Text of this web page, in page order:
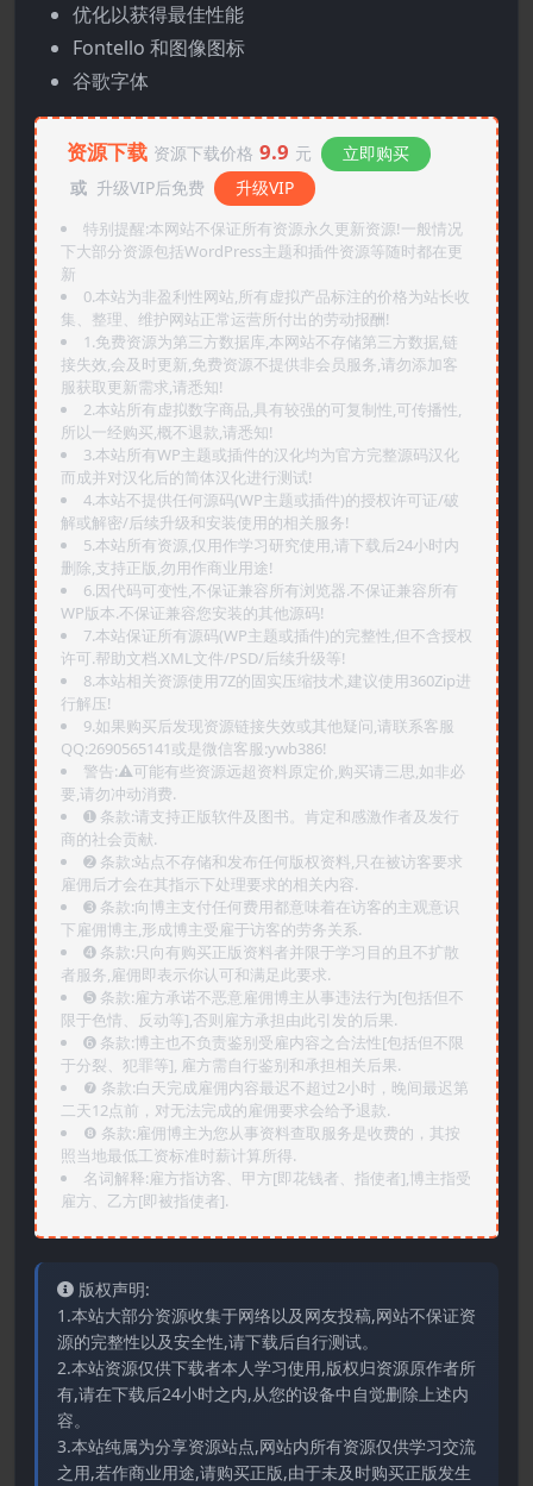
优化以获得最佳性能
Fontello 和图像图标
谷歌字体
资源下载 资源下载价格 9.9 元
立即购买
或 升级VIP后免费 升级VIP
特别提醒:本网站不保证所有资源永久更新资源!一般情况
下大部分资源包括WordPress主题和插件资源等随时都在更
新
0.本站为非盈利性网站,所有虚拟产品标注的价格为站长收
集、整理、维护网站正常运营所付出的劳动报酬!
1.免费资源为第三方数据库,本网站不存储第三方数据,链
接失效,会及时更新,免费资源不提供非会员服务,请勿添加客
服获取更新需求,请悉知!
2.本站所有虚拟数字商品,具有较强的可复制性,可传播性,
所以一经购买,概不退款,请悉知!
3.本站所有WP主题或插件的汉化均为官方完整源码汉化
而成并对汉化后的简体汉化进行测试!
4.本站不提供任何源码(WP主题或插件)的授权许可证/破
解或解密/后续升级和安装使用的相关服务!
5.本站所有资源,仅用作学习研究使用,请下载后24小时内
删除,支持正版,勿用作商业用途!
6.因代码可变性,不保证兼容所有浏览器.不保证兼容所有
WP版本.不保证兼容您安装的其他源码!
7.本站保证所有源码(WP主题或插件)的完整性,但不含授权
许可.帮助文档.XML文件/PSD/后续升级等!
8.本站相关资源使用7Z的固实压缩技术,建议使用360Zip进
行解压!
9.如果购买后发现资源链接失效或其他疑问,请联系客服
QQ:2690565141或是微信客服:ywb386!
警告:⚠️可能有些资源远超资料原定价,购买请三思,如非必
要,请勿冲动消费.
➊️ 条款:请支持正版软件及图书。肯定和感激作者及发行
商的社会贡献.
➋️ 条款:站点不存储和发布任何版权资料,只在被访客要求
雇佣后才会在其指示下处理要求的相关内容.
➌️ 条款:向博主支付任何费用都意味着在访客的主观意识
下雇佣博主,形成博主受雇于访客的劳务关系.
➍️ 条款:只向有购买正版资料者并限于学习目的且不扩散
者服务,雇佣即表示你认可和满足此要求.
➎ 条款:雇方承诺不恶意雇佣博主从事违法行为[包括但不
限于色情、反动等],否则雇方承担由此引发的后果.
➏️ 条款:博主也不负责鉴别受雇内容之合法性[包括但不限
于分裂、犯罪等], 雇方需自行鉴别和承担相关后果.
❼ 条款:白天完成雇佣内容最迟不超过2小时，晚间最迟第
二天12点前，对无法完成的雇佣要求会给予退款.
❽ 条款:雇佣博主为您从事资料查取服务是收费的，其按
照当地最低工资标准时薪计算所得.
名词解释:雇方指访客、甲方[即花钱者、指使者],博主指受
雇方、乙方[即被指使者].
版权声明:
1.本站大部分资源收集于网络以及网友投稿,网站不保证资
源的完整性以及安全性,请下载后自行测试。
2.本站资源仅供下载者本人学习使用,版权归资源原作者所
有,请在下载后24小时之内,从您的设备中自觉删除上述内
容。
3.本站纯属为分享资源站点,网站内所有资源仅供学习交流
之用,若作商业用途,请购买正版,由于未及时购买正版发生